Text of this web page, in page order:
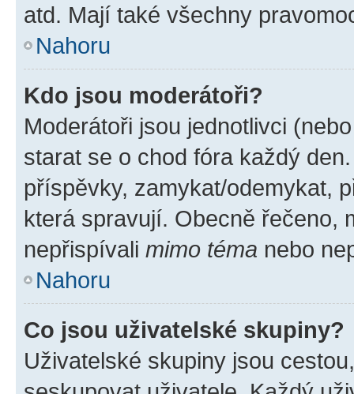
atd. Mají také všechny
Nahoru
Kdo jsou moderátoři?
Moderátoři jsou jednotlivci
starat se o chod fóra každý
příspěvky, zamykat/odemykat,
která spravují. Obecně řečeno,
nepřispívali mimo téma nebo
Nahoru
Co jsou uživatelské skupiny?
Uživatelské skupiny jsou